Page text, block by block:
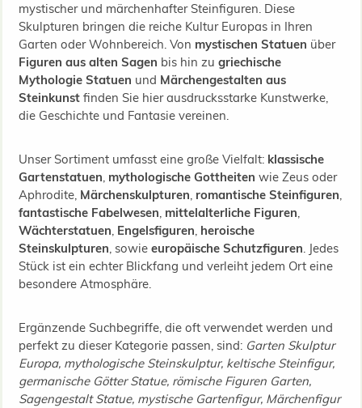
mystischer und märchenhafter Steinfiguren. Diese
Skulpturen bringen die reiche Kultur Europas in Ihren
Garten oder Wohnbereich. Von mystischen Statuen über
Figuren aus alten Sagen bis hin zu griechische
Mythologie Statuen und Märchengestalten aus
Steinkunstfinden Sie hier ausdrucksstarke Kunstwerke,
die Geschichte und Fantasie vereinen.
Unser Sortiment umfasst eine große Vielfalt: klassische
Gartenstatuen, mythologische Gottheiten wie Zeus oder
Aphrodite, Märchenskulpturen, romantische Steinfiguren,
fantastische Fabelwesen, mittelalterliche Figuren,
Wächterstatuen, Engelsfiguren, heroische
Steinskulpturen, sowie europäische Schutzfiguren. Jedes
Stück ist ein echter Blickfang und verleiht jedem Ort eine
besondere Atmosphäre.
Ergänzende Suchbegriffe, die oft verwendet werden und
perfekt zu dieser Kategorie passen, sind: Garten Skulptur
Europa, mythologische Steinskulptur, keltische Steinfigur,
germanische Götter Statue, römische Figuren Garten,
Sagengestalt Statue, mystische Gartenfigur, Märchenfigur